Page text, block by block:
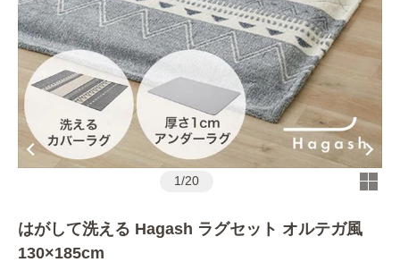
1/20
はがして洗える Hagash ラグセット オルテガ風
130×185cm